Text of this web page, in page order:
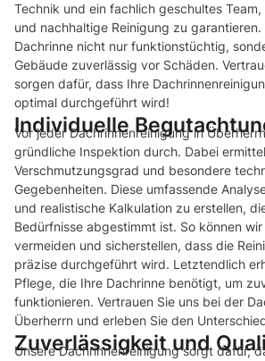
Technik und ein fachlich geschultes
und nachhaltige Reinigung zu
Dachrinne nicht nur funktionstüchtig,
Gebäude zuverlässig vor Schäden.
sorgen dafür, dass Ihre
optimal durchgeführt wird!
Individuelle
Vor jeder Dachrinnenreinigung in
gründliche Inspektion durch. Dabei
Verschmutzungsgrad und besondere
Gegebenheiten. Diese umfassende
und realistische Kalkulation zu erstellen,
Bedürfnisse abgestimmt ist. So können
vermeiden und sicherstellen, dass die
präzise durchgeführt wird. Letztendlich
Pflege, die Ihre Dachrinne benötigt, um
funktionieren. Vertrauen Sie uns bei der
Überherrn und erleben Sie den
Zuverlässigkeit und
Unsere Dachrinnenreinigung sorgt dafür,